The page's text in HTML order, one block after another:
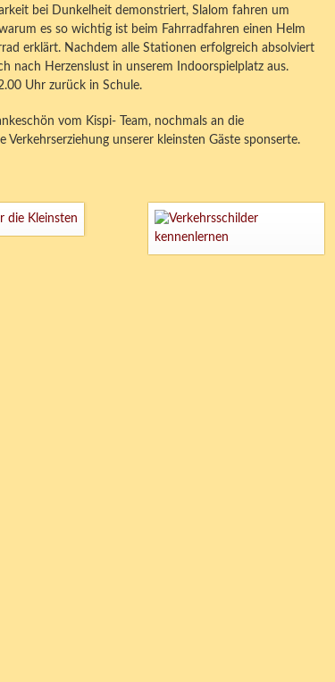
bei Dunkelheit demonstriert, Slalom fahren um
es so wichtig ist beim Fahrradfahren einen Helm
erklärt. Nachdem alle Stationen erfolgreich absolviert
nach Herzenslust in unserem Indoorspielplatz aus.
Uhr zurück in Schule.
vom Kispi- Team, nochmals an die
unserer kleinsten Gäste sponserte.